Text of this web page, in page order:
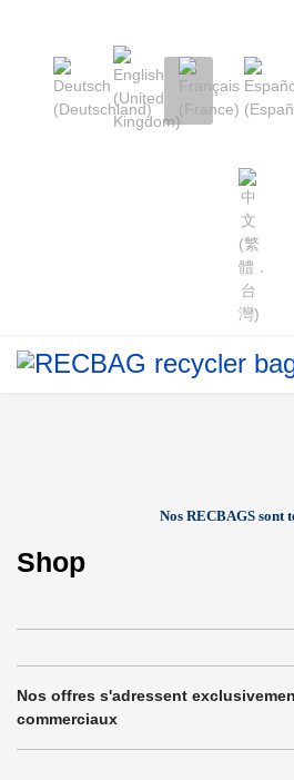
Nos RECBAGS sont
Shop
Nos offres s'adressent
commerciaux